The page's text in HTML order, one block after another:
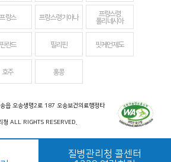
프랑스 프랑스령 기아나
프랑스령
폴리네시아
핀란드 필리핀 핏케언 제도
호주 홍콩
읍 오송생명2로 187 오송보건의료행정타
ALL RIGHTS RESERVED.
질병관리청 콜센터